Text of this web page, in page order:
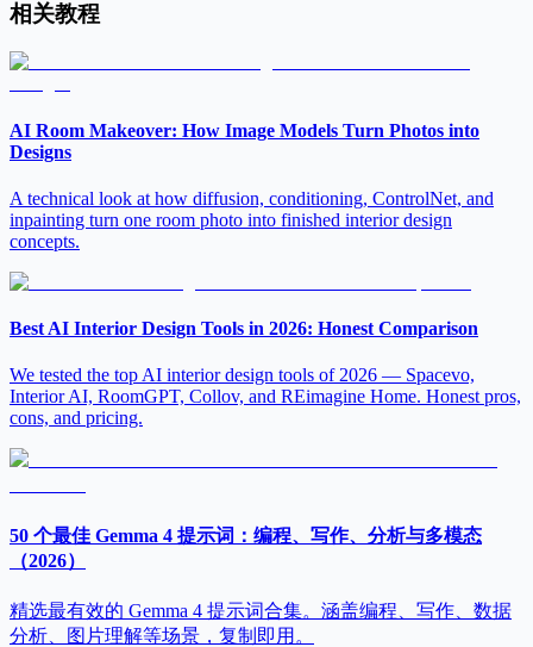
相关教程
AI Room Makeover: How Image Models Turn Photos into
Designs
A technical look at how diffusion, conditioning, ControlNet, and
inpainting turn one room photo into finished interior design
concepts.
Best AI Interior Design Tools in 2026: Honest Comparison
We tested the top AI interior design tools of 2026 — Spacevo,
Interior AI, RoomGPT, Collov, and REimagine Home. Honest pros,
cons, and pricing.
50 个最佳 Gemma 4 提示词：编程、写作、分析与多模态
（2026）
精选最有效的 Gemma 4 提示词合集。涵盖编程、写作、数据
分析、图片理解等场景，复制即用。